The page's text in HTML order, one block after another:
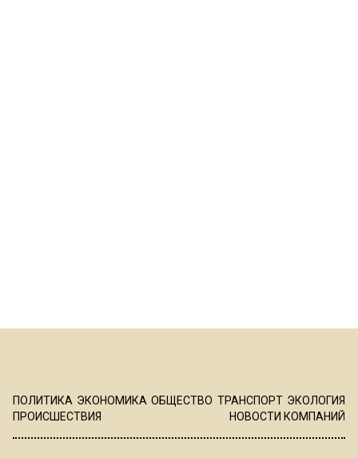
ПОЛИТИКА ЭКОНОМИКА ОБЩЕСТВО ТРАНСПОРТ ЭКОЛОГИЯ
ПРОИСШЕСТВИЯ
НОВОСТИ КОМПАНИЙ